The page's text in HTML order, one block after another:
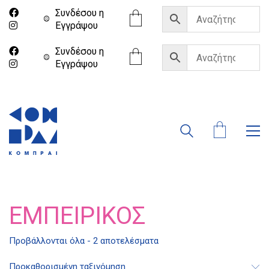
Συνδέσου η
Eγγράψου
Συνδέσου η
Eγγράψου
ΕΜΠΕΙΡΊΚΟΣ
Προβάλλονται όλα - 2 αποτελέσματα
Προκαθορισμένη ταξινόμηση